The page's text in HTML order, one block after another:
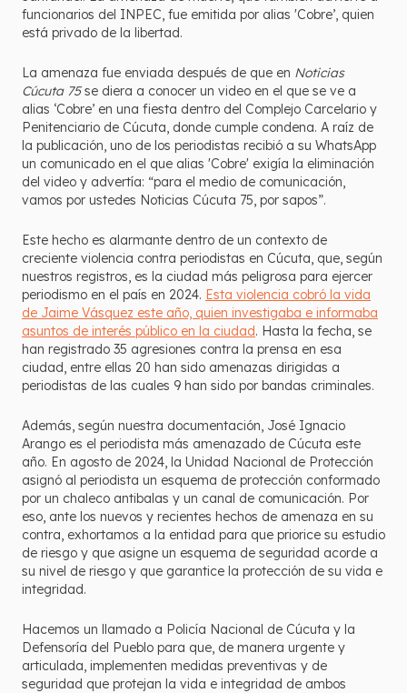
funcionarios del INPEC, fue emitida por alias 'Cobre’, quien
está privado de la libertad.
La amenaza fue enviada después de que en Noticias
Cúcuta 75se diera a conocer un video en el que se ve a
alias ‘Cobre’ en una fiesta dentro del Complejo Carcelario y
Penitenciario de Cúcuta, donde cumple condena. A raíz de
la publicación, uno de los periodistas recibió a su WhatsApp
un comunicado en el que alias 'Cobre' exigía la eliminación
del video y advertía: “para el medio de comunicación,
vamos por ustedes Noticias Cúcuta 75, por sapos”.
Este hecho es alarmante dentro de un contexto de
creciente violencia contra periodistas en Cúcuta, que, según
nuestros registros, es la ciudad más peligrosa para ejercer
periodismo en el país en 2024. Esta violencia cobró la vida
de Jaime Vásquez este año, quien investigaba e informaba
asuntos de interés público en la ciudad. Hasta la fecha, se
han registrado 35 agresiones contra la prensa en esa
ciudad, entre ellas 20 han sido amenazas dirigidas a
periodistas de las cuales 9 han sido por bandas criminales.
Además, según nuestra documentación, José Ignacio
Arango es el periodista más amenazado de Cúcuta este
año. En agosto de 2024, la Unidad Nacional de Protección
asignó al periodista un esquema de protección conformado
por un chaleco antibalas y un canal de comunicación. Por
eso, ante los nuevos y recientes hechos de amenaza en su
contra, exhortamos a la entidad para que priorice su estudio
de riesgo y que asigne un esquema de seguridad acorde a
su nivel de riesgo y que garantice la protección de su vida e
integridad.
Hacemos un llamado a Policía Nacional de Cúcuta y la
Defensoría del Pueblo para que, de manera urgente y
articulada, implementen medidas preventivas y de
seguridad que protejan la vida e integridad de ambos